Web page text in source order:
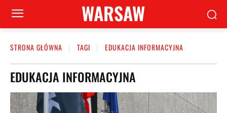
WARSAW
STRONA GŁÓWNA TAGI EDUKACJA INFORMACYJNA
EDUKACJA INFORMACYJNA